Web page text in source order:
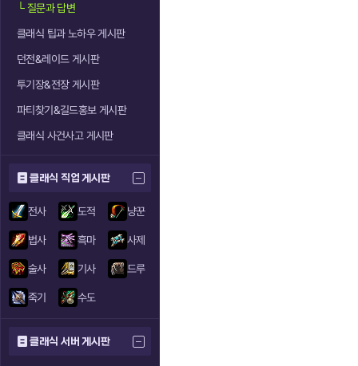
└질문과 답변
클래식 팁과 노하우 게시판
던전&레이드 게시판
투기장&전장 게시판
파티찾기&길드홍보 게시판
클래식 사건사고 게시판
클래식 직업 게시판
전사 도적 냥꾼
법사 흑마 사제
술사 기사 드루
죽기 수도
클래식 서버 게시판